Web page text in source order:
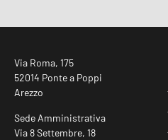
Via Roma, 175
52014 Ponte a Poppi
Arezzo
Sede Amministrativa
Via 8 Settembre, 18